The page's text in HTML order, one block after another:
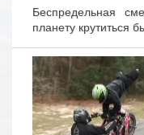
Беспредельная
планету крутиться